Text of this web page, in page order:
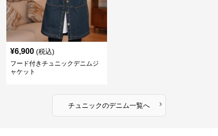
¥6,900 (税込)
フード付きチュニックデニムジ
ャケット
チュニックのデニム一覧へ ›